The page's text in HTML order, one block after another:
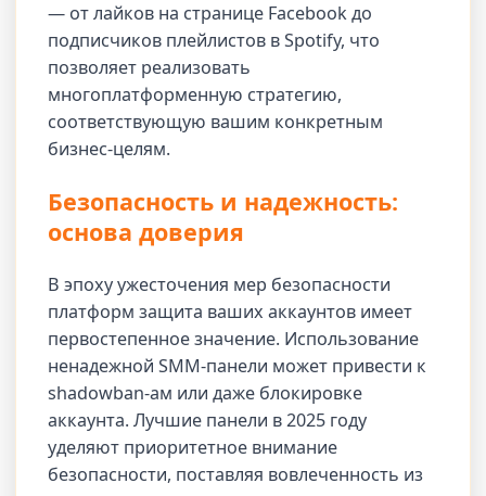
— от лайков на странице Facebook до
подписчиков плейлистов в Spotify, что
позволяет реализовать
многоплатформенную стратегию,
соответствующую вашим конкретным
бизнес-целям.
Безопасность и надежность:
основа доверия
В эпоху ужесточения мер безопасности
платформ защита ваших аккаунтов имеет
первостепенное значение. Использование
ненадежной SMM-панели может привести к
shadowban-ам или даже блокировке
аккаунта. Лучшие панели в 2025 году
уделяют приоритетное внимание
безопасности, поставляя вовлеченность из